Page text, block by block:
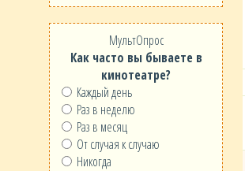
МультОпрос
Как часто вы бываете в
кинотеатре?
Каждый день
Раз в неделю
Раз в месяц
От случая к случаю
Никогда